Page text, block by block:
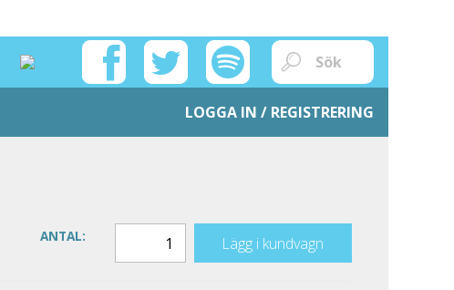
LOGGA IN / REGISTRERING
ANTAL: Lägg i kundvagn